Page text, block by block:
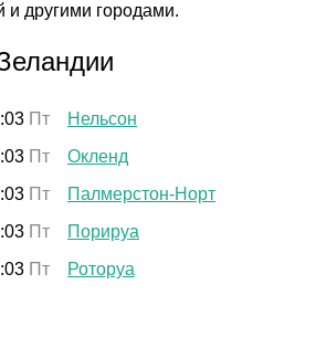
другими городами.
Пт
Пт
Пт
Пт
Пт
Нельсон
Окленд
Палмерстон-Норт
Порируа
Роторуа